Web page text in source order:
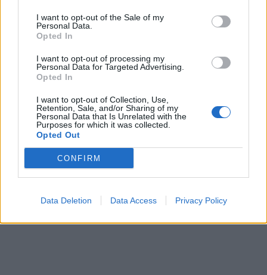
I want to opt-out of the Sale of my
Personal Data.
Opted In
I want to opt-out of processing my
Personal Data for Targeted Advertising.
Opted In
I want to opt-out of Collection, Use,
Retention, Sale, and/or Sharing of my
Personal Data that Is Unrelated with the
Purposes for which it was collected.
Opted Out
CONFIRM
Data Deletion Data Access Privacy Policy